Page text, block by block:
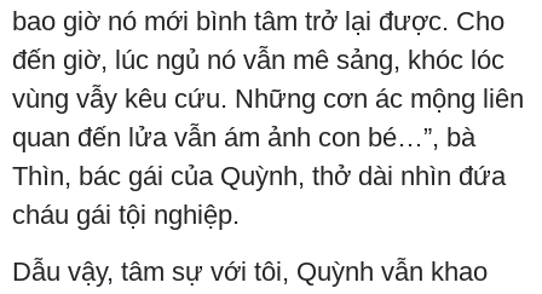
bao giờ nó mới bình tâm trở lại được. Cho
đến giờ, lúc ngủ nó vẫn mê sảng, khóc lóc
vùng vẫy kêu cứu. Những cơn ác mộng liên
quan đến lửa vẫn ám ảnh con bé…”, bà
Thìn, bác gái của Quỳnh, thở dài nhìn đứa
cháu gái tội nghiệp.
Dẫu vậy, tâm sự với tôi, Quỳnh vẫn khao